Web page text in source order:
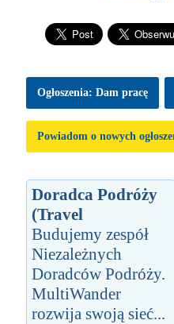
Ogłoszenia: Dam pracę
Powiadom o nowych
Doradca Podróży
(Travel
Budujemy zespół
Niezależnych
Doradców Podróży.
MultiWander
rozwija swoją sieć...